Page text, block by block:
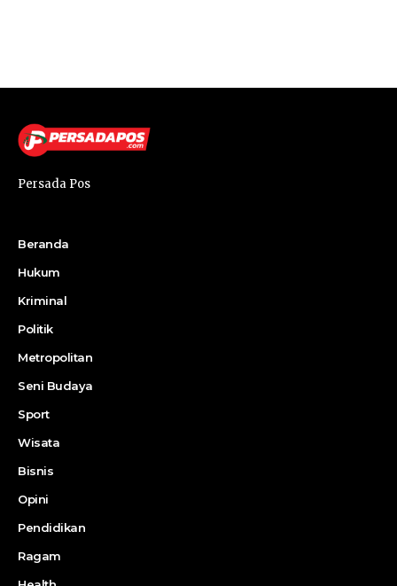
Persada Pos
Beranda
Hukum
Kriminal
Politik
Metropolitan
Seni Budaya
Sport
Wisata
Bisnis
Opini
Pendidikan
Ragam